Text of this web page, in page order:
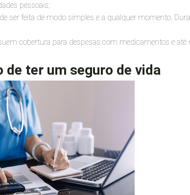
pessoais;
ser feita de modo simples e a qualquer momento.
cobertura para despesas com medicamentos e até
de ter um seguro de vida